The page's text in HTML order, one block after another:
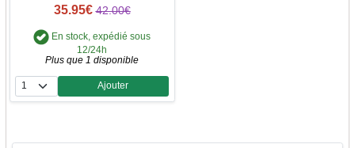
35.95€ 42.00€
En stock, expédié sous
12/24h
Plus que 1 disponible
Quantité
Ajouter